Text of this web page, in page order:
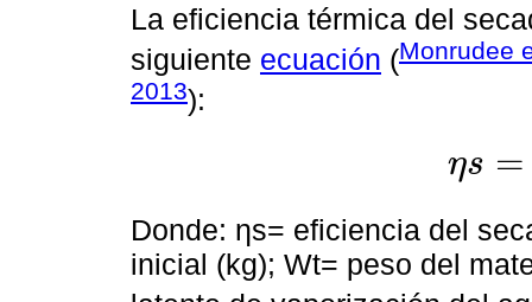
La eficiencia térmica del
siguiente ecuación (Monrudee
2013):
ηs =
η s=W o-Wt
Donde: ƞs= eficiencia del
inicial (kg); Wt= peso del